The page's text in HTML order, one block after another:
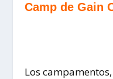
Camp deGain
Los